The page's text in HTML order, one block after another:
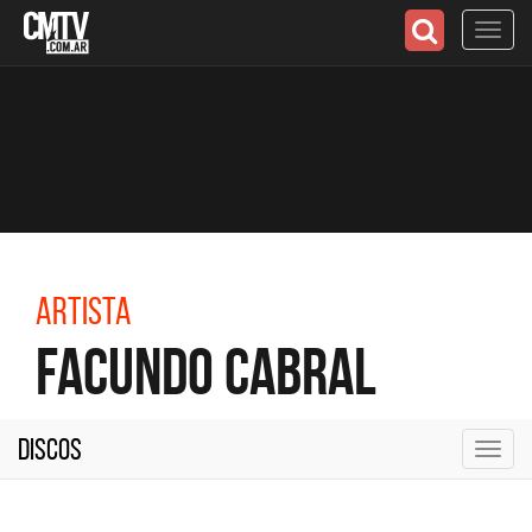
Artista
Facundo Cabral
Discos